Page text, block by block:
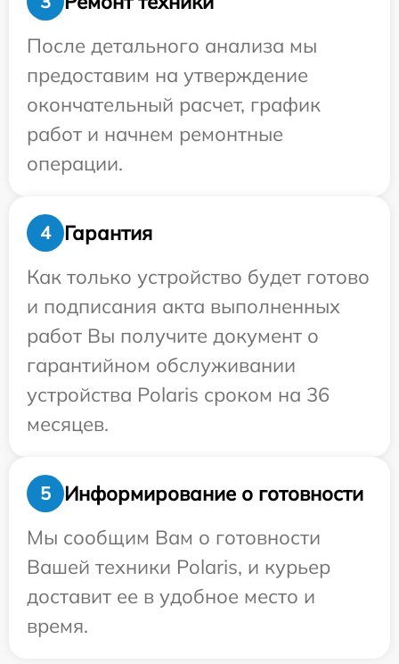
После детального анализа мы
предоставим на утверждение
окончательный расчет, график
работ и начнем ремонтные
операции.
4
Гарантия
Как только устройство будет готово
и подписания акта выполненных
работ Вы получите документ о
гарантийном обслуживании
устройства Polaris сроком на 36
месяцев.
5
Информирование о готовности
Мы сообщим Вам о готовности
Вашей техники Polaris, и курьер
доставит ее в удобное место и
время.